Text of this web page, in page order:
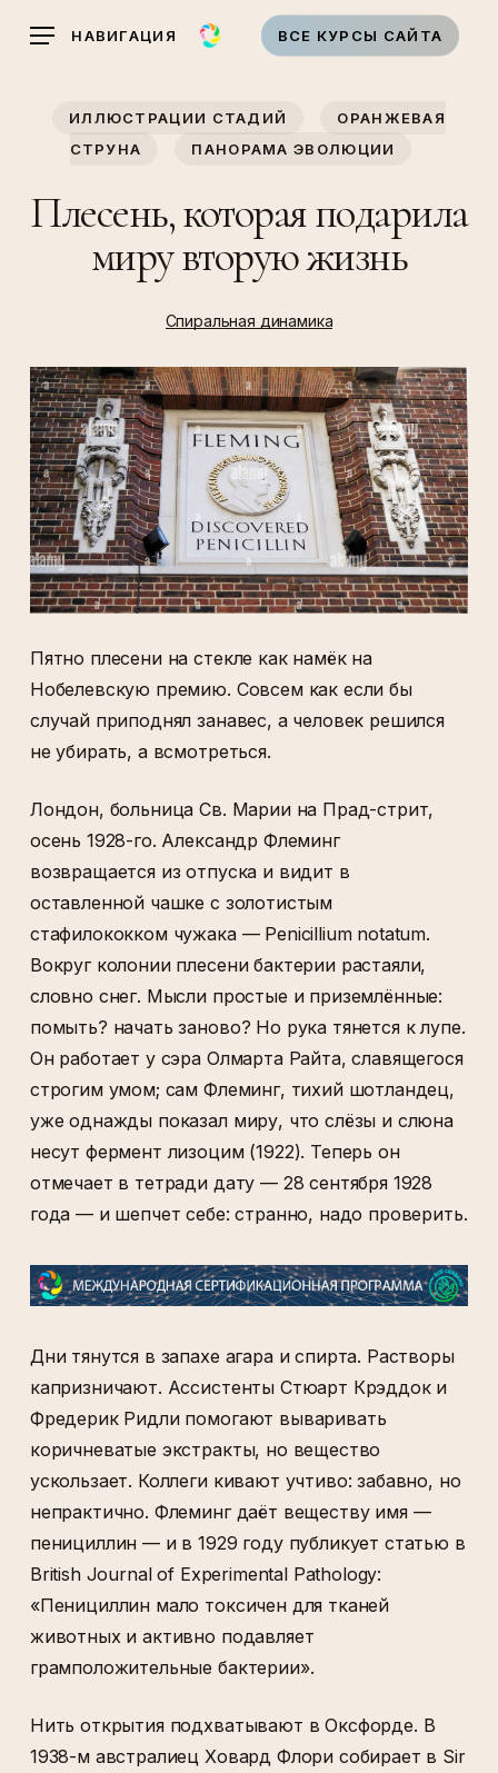
НАВИГАЦИЯ ВСЕ КУРСЫ САЙТА
ИЛЛЮСТРАЦИИ СТАДИЙ
ОРАНЖЕВАЯ
СТРУНА
ПАНОРАМА ЭВОЛЮЦИИ
Плесень, которая подарила
миру вторую жизнь
Спиральная динамика
Пятно плесени на стекле как намёк на
Нобелевскую премию. Совсем как если бы
случай приподнял занавес, а человек решился
не убирать, а всмотреться.
Лондон, больница Св. Марии на Прад-стрит,
осень 1928-го. Александр Флеминг
возвращается из отпуска и видит в
оставленной чашке с золотистым
стафилококком чужака — Penicillium notatum.
Вокруг колонии плесени бактерии растаяли,
словно снег. Мысли простые и приземлённые:
помыть? начать заново? Но рука тянется к лупе.
Он работает у сэра Олмарта Райта, славящегося
строгим умом; сам Флеминг, тихий шотландец,
уже однажды показал миру, что слёзы и слюна
несут фермент лизоцим (1922). Теперь он
отмечает в тетради дату — 28 сентября 1928
года — и шепчет себе: странно, надо проверить.
Дни тянутся в запахе агара и спирта. Растворы
капризничают. Ассистенты Стюарт Крэддок и
Фредерик Ридли помогают вываривать
коричневатые экстракты, но вещество
ускользает. Коллеги кивают учтиво: забавно, но
непрактично. Флеминг даёт веществу имя —
пенициллин — и в 1929 году публикует статью в
British Journal of Experimental Pathology:
«Пенициллин мало токсичен для тканей
животных и активно подавляет
грамположительные бактерии».
Нить открытия подхватывают в Оксфорде. В
1938-м австралиец Ховард Флори собирает в Sir